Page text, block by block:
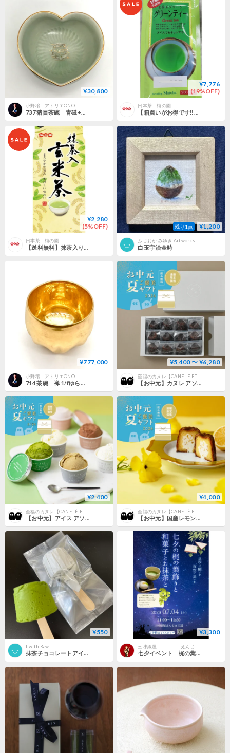
¥30,800
小野穣 アトリエONO
737 猪目茶碗 青磁+松葉 12.8×7.4cm
¥7,776
(19%OFF)
日本茶 梅の園
【箱買いがお得です‼】砂糖不使用 お抹茶グリーンティー200g✖12個【送料無料】
¥2,280
(5%OFF)
日本茶 梅の園
【送料無料】抹茶入り玄米茶250g✖2本セット 【ギフト不可商品です】
残り1点 ¥1,200
ふじおか みゆき Artworks
白玉宇治金時
¥777,000
小野穣 アトリエONO
714 茶碗 禅 1/fゆらぎ 【Gold Model】 10.2×8.7cm
¥5,400 〜 ¥6,280
【お中元】カヌレ アソート12個
¥2,400
【お中元】アイス アソート６個
¥4,000
【お中元】国産レモンチーズカヌレ3個とアイス4個セット
¥550
I with Raw
抹茶チョコレートアイス
¥3,300
七夕イベント 梶の葉飾りと和菓子とお抹茶